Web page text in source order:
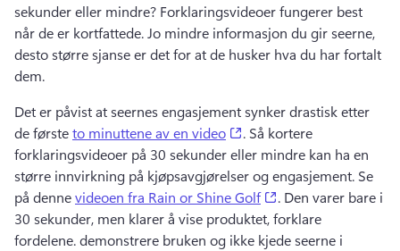
sekunder eller mindre? Forklaringsvideoer fungerer best
når de er kortfattede. Jo mindre informasjon du gir seerne,
desto større sjanse er det for at de husker hva du har fortalt
dem.
Det er påvist at seernes engasjement synker drastisk etter
de første to minuttene av en video (opens in a new tab)
. Så kortere
forklaringsvideoer på 30 sekunder eller mindre kan ha en
større innvirkning på kjøpsavgjørelser og engasjement. Se
på denne videoen fra Rain or Shine Golf (opens in a new
. Den varer bare i
30 sekunder, men klarer å vise produktet, forklare
fordelene. demonstrere bruken og ikke kjede seerne i